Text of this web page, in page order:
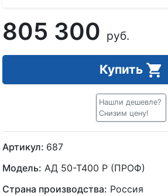
805 300 руб.
Купить
Нашли дешевле?
Снизим цену!
Артикул: 687
Модель: АД 50-Т400 Р (ПРОФ)
Страна производства: Россия